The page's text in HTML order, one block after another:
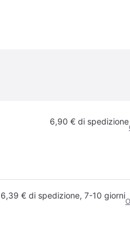
6,90 € di spedizione
€ di spedizione, 7-10 giorni